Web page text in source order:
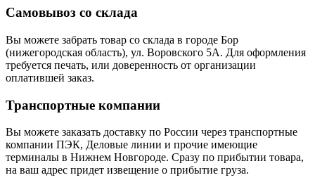
Самовывоз со склада
Вы можете забрать товар со склада в городе Бор
(нижегородская область), ул. Воровского 5А. Для оформления
требуется печать, или доверенность от организации
оплатившей заказ.
Транспортные компании
Вы можете заказать доставку по России через транспортные
компании ПЭК, Деловые линии и прочие имеющие
терминалы в Нижнем Новгороде. Сразу по прибытии товара,
на ваш адрес придет извещение о прибытие груза.